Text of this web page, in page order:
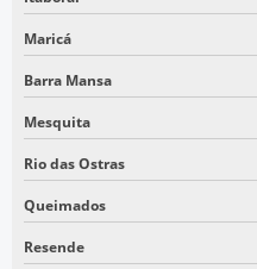
EMPRESA DE TOPOGRAFIA EM
EMPRESA PRESTADORA DE
ESCANEAMENTO A LASER
LASER SCANNER 3D TOPOGRAFIA
LASER SCANNER TOPOGRAFIA
LEVANTAMENTO INTERNO
Maricá
Barra Mansa
Mesquita
Rio das Ostras
Queimados
Resende